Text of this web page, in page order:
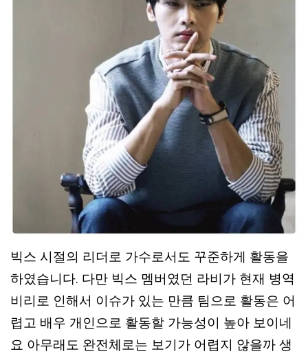
빅스 시절의 리더로 가수로서도 꾸준하게 활동을
하였습니다. 다만 빅스 멤버였던 라비가 현재 병역
비리로 인해서 이슈가 있는 만큼 팀으로 활동은 어
렵고 배우 개인으로 활동할 가능성이 높아 보이네
요 아무래도 완전체로는 보기가 어렵지 않을까 생